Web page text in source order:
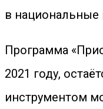
в национальные
Программа
2021 году,
инструментом